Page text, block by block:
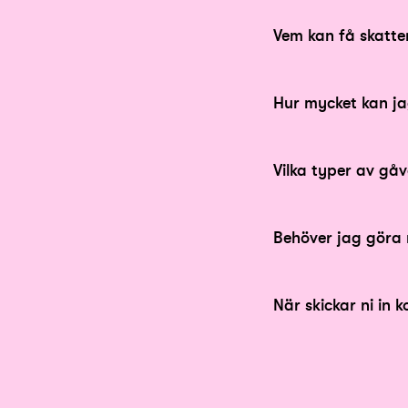
Vem kan få
ut i Sverige.
Hur mycket kan
på
Vilka typer av
engångsgåva,
Behöver jag
förutsättningarna
När skickar ni in